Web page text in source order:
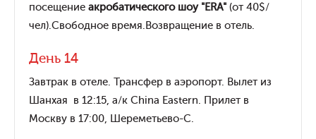
посещение акробатического шоу "ERA" (от 40$/
чел).Свободное время.Возвращение в отель.
День 14
Завтрак в отеле. Трансфер в аэропорт. Вылет из
Шанхая в 12:15, а/к China Eastern. Прилет в
Москву в 17:00, Шереметьево-С.